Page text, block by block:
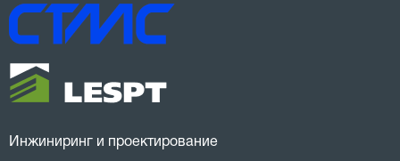
Инжиниринг и проектирование